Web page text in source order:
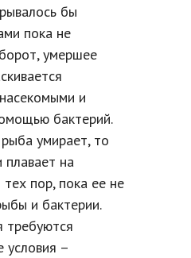
бы
пока не
умершее
и
бактерий.
умирает, то
плавает на
пор, пока ее не
и бактерии.
требуются
условия –